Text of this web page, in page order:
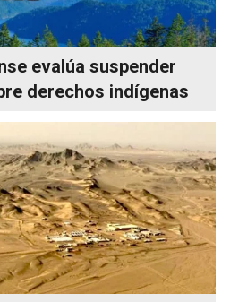
evalúa suspender
derechos indígenas